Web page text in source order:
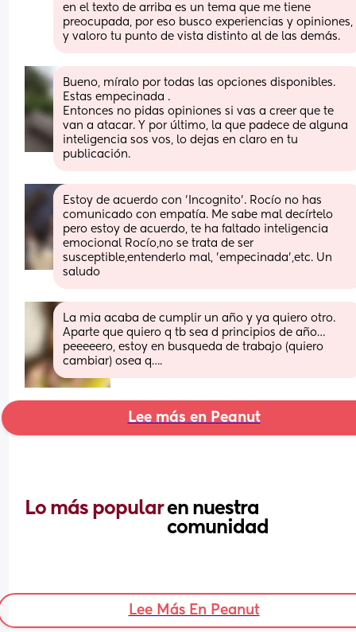
en el texto de arriba es un tema que me tiene
preocupada, por eso busco experiencias y opiniones,
y valoro tu punto de vista distinto al de las demás.
Bueno, míralo por todas las opciones disponibles.
Estas empecinada .
Entonces no pidas opiniones si vas a creer que te
van a atacar. Y por último, la que padece de alguna
inteligencia sos vos, lo dejas en claro en tu
publicación.
Estoy de acuerdo con 'Incognito'. Rocío no has
comunicado con empatía. Me sabe mal decírtelo
pero estoy de acuerdo, te ha faltado inteligencia
emocional Rocío,no se trata de ser
susceptible,entenderlo mal, 'empecinada',etc. Un
saludo
La mia acaba de cumplir un año y ya quiero otro.
Aparte que quiero q tb sea d principios de año…
peeeeero, estoy en busqueda de trabajo (quiero
cambiar) osea q….
Lee más en Peanut
Lo más popular en nuestra
comunidad
Lee Más En Peanut